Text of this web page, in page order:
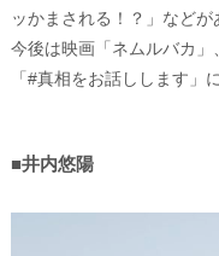
ッかまされる！？」などが
今後は映画「ネムルバカ
「#真相をお話しします」
■井内悠陽